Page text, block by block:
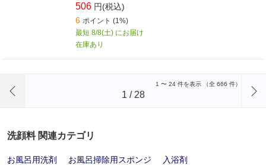
506 円(税込)
6 ポイント (1%)
最短 8/8(土) にお届け
在庫あり
1 〜 24 件を表示 （全 666 件）
1 / 28
洗顔料 関連カテゴリ
お風呂用洗剤 お風呂掃除用スポンジ
入浴剤